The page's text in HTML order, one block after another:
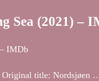
Sea (2021) –
IMDb
Original title: Nordsjøen